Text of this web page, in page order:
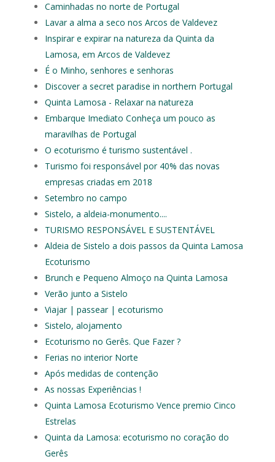
Caminhadas no norte de Portugal
Lavar a alma a seco nos Arcos de Valdevez
Inspirar e expirar na natureza da Quinta da
Lamosa, em Arcos de Valdevez
É o Minho, senhores e senhoras
Discover a secret paradise in northern Portugal
Quinta Lamosa - Relaxar na natureza
Embarque Imediato Conheça um pouco as
maravilhas de Portugal
O ecoturismo é turismo sustentável .
Turismo foi responsável por 40% das novas
empresas criadas em 2018
Setembro no campo
Sistelo, a aldeia-monumento....
TURISMO RESPONSÁVEL E SUSTENTÁVEL
Aldeia de Sistelo a dois passos da Quinta Lamosa
Ecoturismo
Brunch e Pequeno Almoço na Quinta Lamosa
Verão junto a Sistelo
Viajar | passear | ecoturismo
Sistelo, alojamento
Ecoturismo no Gerês. Que Fazer ?
Ferias no interior Norte
Após medidas de contenção
As nossas Experiências !
Quinta Lamosa Ecoturismo Vence premio Cinco
Estrelas
Quinta da Lamosa: ecoturismo no coração do
Gerês